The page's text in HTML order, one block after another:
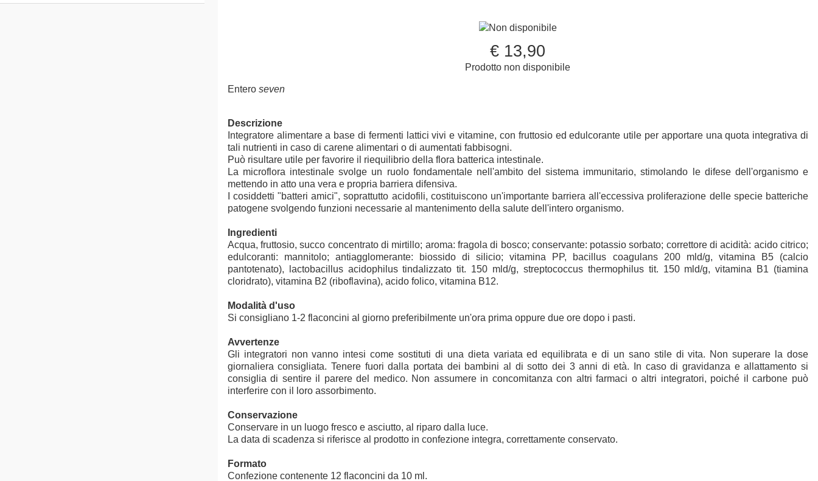
Non disponibile
€ 13,90
Prodotto non disponibile
Entero seven
Descrizione
Integratore alimentare a base di fermenti lattici vivi e vitamine, con fruttosio ed edulcorante utile per apportare una quota integrativa di
tali nutrienti in caso di carene alimentari o di aumentati fabbisogni.
Può risultare utile per favorire il riequilibrio della flora batterica intestinale.
La microflora intestinale svolge un ruolo fondamentale nell'ambito del sistema immunitario, stimolando le difese dell'organismo e
mettendo in atto una vera e propria barriera difensiva.
I cosiddetti "batteri amici", soprattutto acidofili, costituiscono un'importante barriera all'eccessiva proliferazione delle specie batteriche
patogene svolgendo funzioni necessarie al mantenimento della salute dell'intero organismo.
Ingredienti
Acqua, fruttosio, succo concentrato di mirtillo; aroma: fragola di bosco; conservante: potassio sorbato; correttore di acidità: acido citrico;
edulcoranti: mannitolo; antiagglomerante: biossido di silicio; vitamina PP, bacillus coagulans 200 mld/g, vitamina B5 (calcio
pantotenato), lactobacillus acidophilus tindalizzato tit. 150 mld/g, streptococcus thermophilus tit. 150 mld/g, vitamina B1 (tiamina
cloridrato), vitamina B2 (riboflavina), acido folico, vitamina B12.
Modalità d'uso
Si consigliano 1-2 flaconcini al giorno preferibilmente un'ora prima oppure due ore dopo i pasti.
Avvertenze
Gli integratori non vanno intesi come sostituti di una dieta variata ed equilibrata e di un sano stile di vita. Non superare la dose
giornaliera consigliata. Tenere fuori dalla portata dei bambini al di sotto dei 3 anni di età. In caso di gravidanza e allattamento si
consiglia di sentire il parere del medico. Non assumere in concomitanza con altri farmaci o altri integratori, poiché il carbone può
interferire con il loro assorbimento.
Conservazione
Conservare in un luogo fresco e asciutto, al riparo dalla luce.
La data di scadenza si riferisce al prodotto in confezione integra, correttamente conservato.
Formato
Confezione contenente 12 flaconcini da 10 ml.